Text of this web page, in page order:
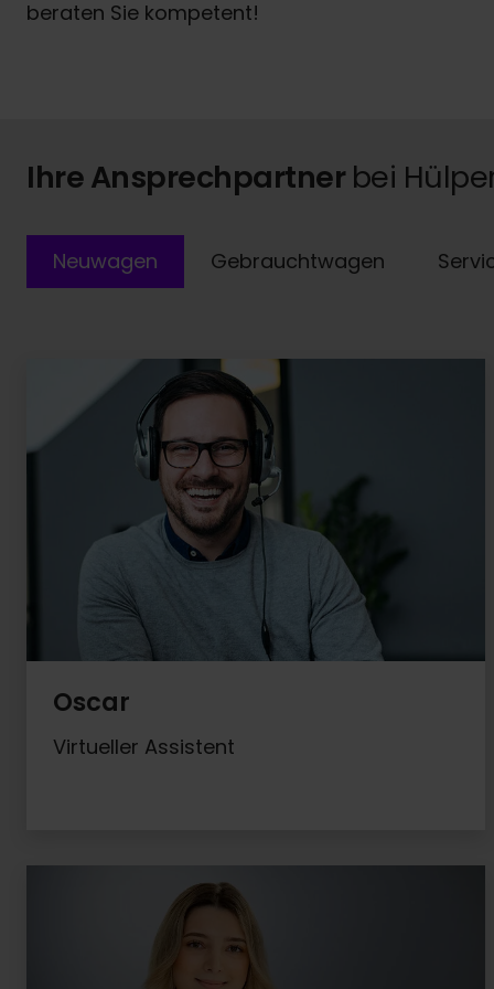
beraten Sie kompetent!
Ihre Ansprechpartnerbei
Neuwagen Gebrauchtwagen
Oscar
Virtueller Assistent